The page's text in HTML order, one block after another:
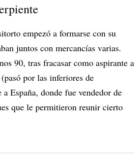
empezó a formarse con su
juntos con mercancías varias.
90, tras fracasar como aspirante a
por las inferiores de
España, donde fue vendedor de
que le permitieron reunir cierto